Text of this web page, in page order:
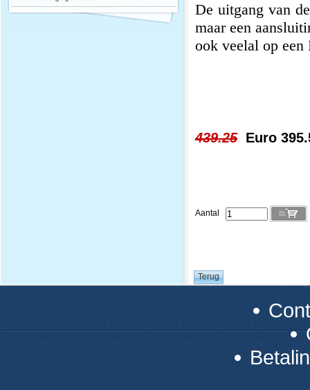
De uitgang van
maar een
ook veelal op
439.25 Euro
Aantal